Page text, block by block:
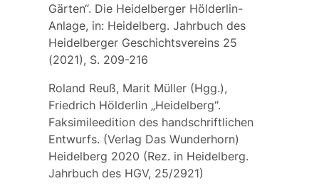
Gärten“. Die Heidelberger Hölderlin-
Anlage, in: Heidelberg. Jahrbuch des
Heidelberger Geschichtsvereins 25
(2021), S. 209-216
Roland Reuß, Marit Müller (Hgg.),
Friedrich Hölderlin „Heidelberg“.
Faksimileedition des handschriftlichen
Entwurfs. (Verlag Das Wunderhorn)
Heidelberg 2020 (Rez. in Heidelberg.
Jahrbuch des HGV, 25/2921)